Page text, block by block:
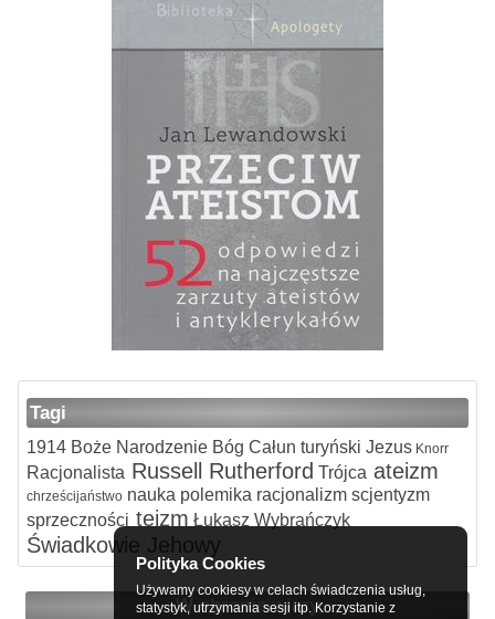
Tagi
1914Boże NarodzenieBóg Całun turyński JezusKnorr
Racjonalista Russell Rutherford Trójca ateizm
chrześcijaństwonauka polemika racjonalizmscjentyzm
sprzeczności teizm Łukasz Wybrańczyk
Świadkowie Jehowy
W obronie wiary
Polityka Cookies
Używamy cookiesy w celach świadczenia usług,
statystyk, utrzymania sesji itp. Korzystanie z